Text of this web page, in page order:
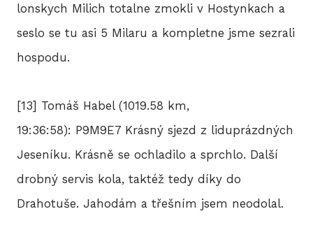
lonskych Milich totalne zmokli v Hostynkach a
seslo se tu asi 5 Milaru a kompletne jsme sezrali
hospodu.
[13] Tomáš Habel (1019.58 km,
19:36:58): P9M9E7 Krásný sjezd z liduprázdných
Jeseníku. Krásně se ochladilo a sprchlo. Další
drobný servis kola, taktéž tedy díky do
Drahotuše. Jahodám a třešním jsem neodolal.